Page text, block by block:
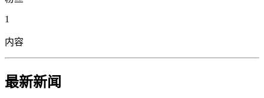
1
内容
最新新闻